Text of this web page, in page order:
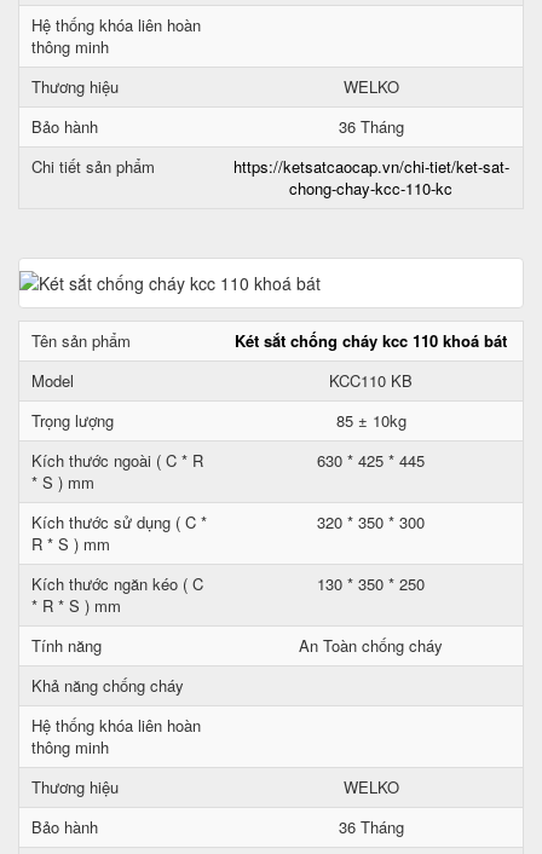
Hệ thống khóa liên hoàn
thông minh
Thương hiệu
WELKO
Bảo hành
36 Tháng
Chi tiết sản phẩm
https://ketsatcaocap.vn/chi-tiet/ket-sat-
chong-chay-kcc-110-kc
Tên sản phẩm
Két sắt chống cháy kcc 110 khoá bát
Model
KCC110 KB
Trọng lượng
85 ± 10kg
Kích thước ngoài ( C * R
* S ) mm
630 * 425 * 445
Kích thước sử dụng ( C *
R * S ) mm
320 * 350 * 300
Kích thước ngăn kéo ( C
* R * S ) mm
130 * 350 * 250
Tính năng
An Toàn chống cháy
Khả năng chống cháy
Hệ thống khóa liên hoàn
thông minh
Thương hiệu
WELKO
Bảo hành
36 Tháng